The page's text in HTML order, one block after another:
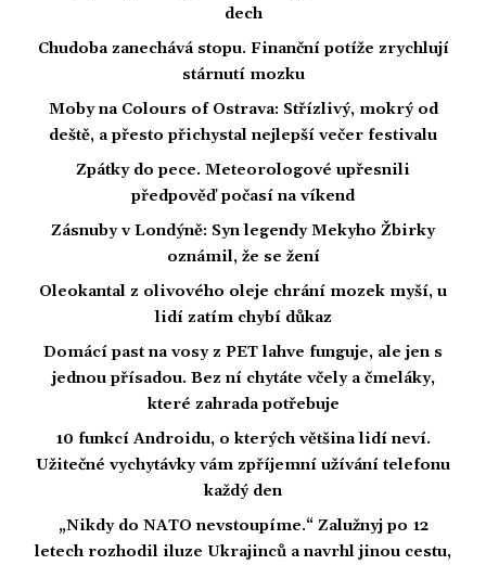
dech
Chudoba zanechává stopu. Finanční potíže zrychlují
stárnutí mozku
Moby na Colours of Ostrava: Střízlivý, mokrý od
deště, a přesto přichystal nejlepší večer festivalu
Zpátky do pece. Meteorologové upřesnili
předpověď počasí na víkend
Zásnuby v Londýně: Syn legendy Mekyho Žbirky
oznámil, že se žení
Oleokantal z olivového oleje chrání mozek myší, u
lidí zatím chybí důkaz
Domácí past na vosy z PET lahve funguje, ale jen s
jednou přísadou. Bez ní chytáte včely a čmeláky,
které zahrada potřebuje
10 funkcí Androidu, o kterých většina lidí neví.
Užitečné vychytávky vám zpříjemní užívání telefonu
každý den
„Nikdy do NATO nevstoupíme.“ Zalužnyj po 12
letech rozhodil iluze Ukrajinců a navrhl jinou cestu,